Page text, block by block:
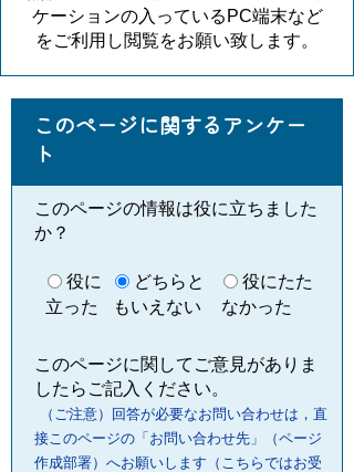
ケーションの入っているPC端末など
をご利用し閲覧をお願い致します。
このページに関するアンケー
ト
このページの情報は役に立ちました
か？
役に
立った
どちらと
もいえない
役にたた
なかった
このページに関してご意見がありま
したらご記入ください。
（ご注意）回答が必要なお問い合わせは，直
接このページの「お問い合わせ先」（ページ
作成部署）へお願いします（こちらではお受